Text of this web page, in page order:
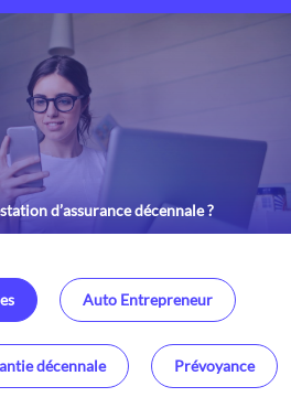
d’assurance décennale ?
Auto Entrepreneur
décennale Prévoyance